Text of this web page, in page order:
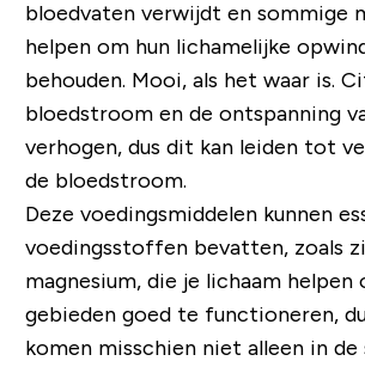
bloedvaten verwijdt en sommige
helpen om hun lichamelijke
behouden. Mooi, als het waar is.
bloedstroom en de ontspanning
verhogen, dus dit kan leiden tot
de bloedstroom.
Deze voedingsmiddelen kunnen
voedingsstoffen bevatten, zoals
magnesium, die je lichaam helpen
gebieden goed te functioneren,
komen misschien niet alleen in de